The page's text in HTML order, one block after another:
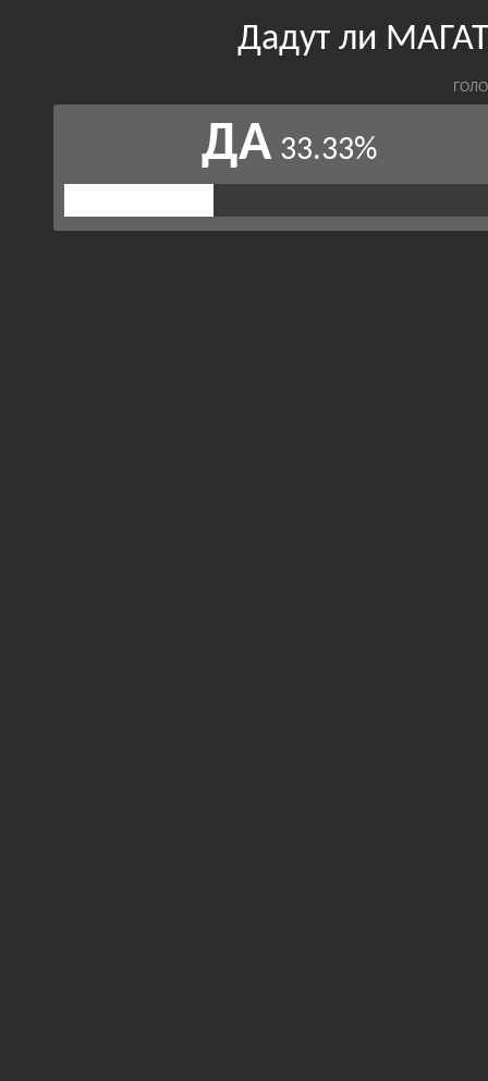
Дадут ли
ДА 33.33%